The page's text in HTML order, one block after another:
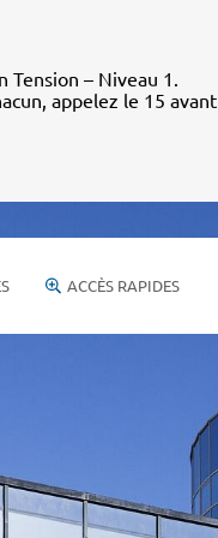
Tension – Niveau 1.
appelez le 15 avant
ACCÈS RAPIDES